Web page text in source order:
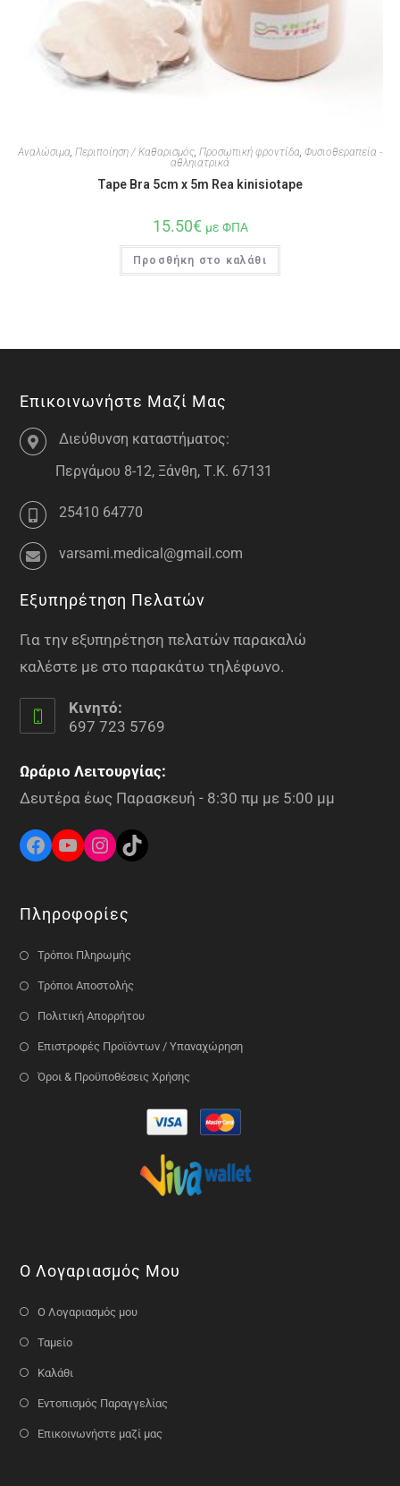
Αναλώσιμα, Περιποίηση / Καθαρισμός, Προσωπική φροντίδα, Φυσιοθεραπεία -
αθληιατρικά
Tape Bra 5cm x 5m Rea kinisiotape
15.50€ με ΦΠΑ
Προσθήκη στο καλάθι
Επικοινωνήστε Μαζί Μας
Διεύθυνση καταστήματος:
Περγάμου 8-12, Ξάνθη, Τ.Κ. 67131
25410 64770
varsami.medical@gmail.com
Εξυπηρέτηση Πελατών
Για την εξυπηρέτηση πελατών παρακαλώ
καλέστε με στο παρακάτω τηλέφωνο.
Κινητό:
697 723 5769
Ωράριο Λειτουργίας:
Δευτέρα έως Παρασκευή - 8:30 πμ με 5:00 μμ
Πληροφορίες
Τρόποι Πληρωμής
Τρόποι Αποστολής
Πολιτική Απορρήτου
Επιστροφές Προϊόντων / Υπαναχώρηση
Όροι & Προϋποθέσεις Χρήσης
Ο Λογαριασμός Μου
Ο Λογαριασμός μου
Ταμείο
Καλάθι
Εντοπισμός Παραγγελίας
Επικοινωνήστε μαζί μας